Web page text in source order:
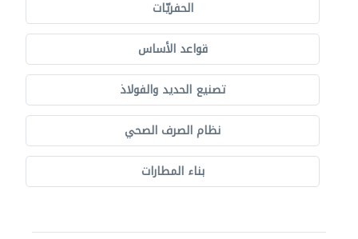
الحفريّات
قواعد الأساس
تصنيع الحديد والفولاذ
نظام الصرف الصحي
بناء المطارات